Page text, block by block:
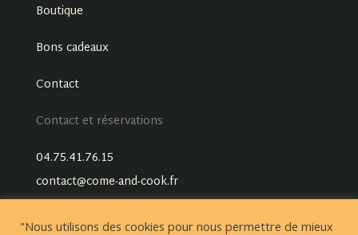
Boutique
Bons cadeaux
Contact
Contact et réservations
04.75.41.76.15
contact@come-and-cook.fr
"Nous utilisons des cookies pour nous permettre de mieux